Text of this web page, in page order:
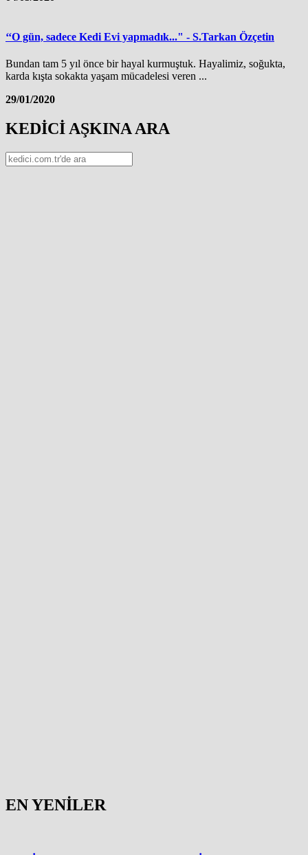
‘‘O gün, sadece Kedi Evi yapmadık..." - S.Tarkan Özçetin
Bundan tam 5 yıl önce bir hayal kurmuştuk. Hayalimiz, soğukta,
karda kışta sokakta yaşam mücadelesi veren ...
29/01/2020
KEDİCİ AŞKINA ARA
EN YENİLER